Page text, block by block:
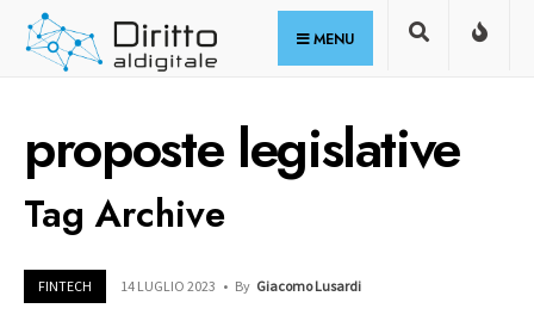
Skip
MENU
proposte legislative
Tag Archive
FINTECH 14 LUGLIO 2023 • By Giacomo Lusardi